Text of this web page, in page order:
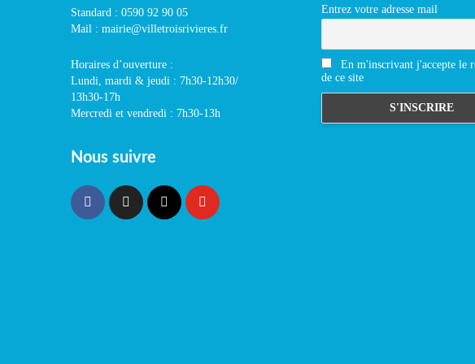
Standard : 0590 92 90 05
Mail : mairie@villetroisrivieres.fr
Horaires d’ouverture :
Lundi, mardi & jeudi : 7h30-12h30/
13h30-17h
Mercredi et vendredi : 7h30-13h
Nous suivre
Entrez votre adresse mail
En m'inscrivant j'accepte le
de ce site